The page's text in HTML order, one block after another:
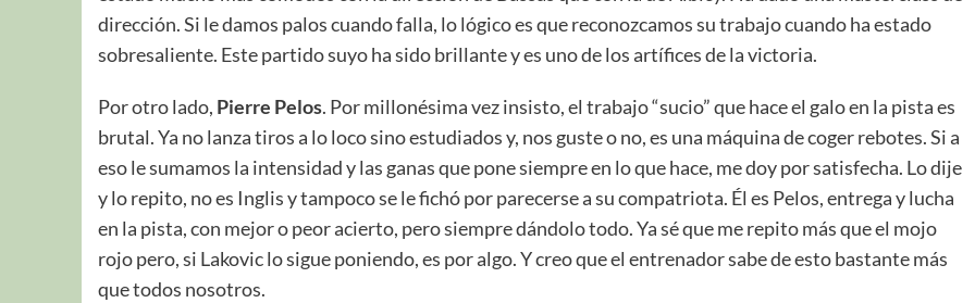
dirección. Si le damos palos cuando falla, lo lógico es que reconozcamos su trabajo cuando ha estado
sobresaliente. Este partido suyo ha sido brillante y es uno de los artífices de la victoria.
Por otro lado, Pierre Pelos. Por millonésima vez insisto, el trabajo “sucio” que hace el galo en la pista es
brutal. Ya no lanza tiros a lo loco sino estudiados y, nos guste o no, es una máquina de coger rebotes. Si a
eso le sumamos la intensidad y las ganas que pone siempre en lo que hace, me doy por satisfecha. Lo dije
y lo repito, no es Inglis y tampoco se le fichó por parecerse a su compatriota. Él es Pelos, entrega y lucha
en la pista, con mejor o peor acierto, pero siempre dándolo todo. Ya sé que me repito más que el mojo
rojo pero, si Lakovic lo sigue poniendo, es por algo. Y creo que el entrenador sabe de esto bastante más
que todos nosotros.